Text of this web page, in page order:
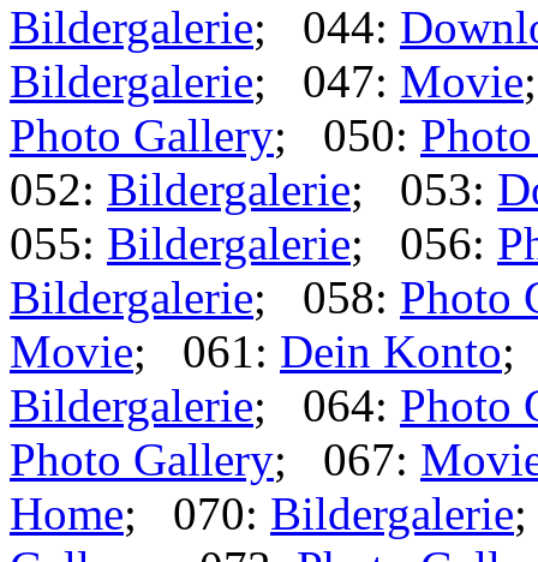
Bildergalerie; 044:
Bildergalerie; 047: Movie
Photo Gallery; 050:
052: Bildergalerie; 053:
055: Bildergalerie; 056:
Bildergalerie; 058: Photo
Movie; 061: Dein Konto;
Bildergalerie; 064: Photo
Photo Gallery; 067:
Home; 070: Bildergalerie